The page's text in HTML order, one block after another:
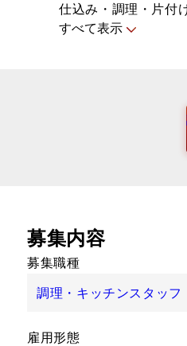
仕込み・調理・片付
すべて表示
募集内容
募集職種
調理・キッチンスタッフ
雇用形態